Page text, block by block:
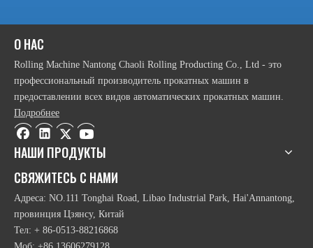
предыдущий:
Высококачественная шалости для 4-ролльной пластины
4 изгибающая тарелка на ролике
Дешевая 4 роличная рулона
Высококачественная машина с изгибом дешевой тарелки
Высококачественная дешевая 4 роликовая машина
О НАС
Rolling Machine Nantong Chaoli Rolling Producting Co., Ltd - это
профессиональный производитель прокатных машин в
предоставлении всех видов автоматических прокатных машин.
Подробнее
НАШИ ПРОДУКТЫ
СВЯЖИТЕСЬ С НАМИ
Адреса: NO.111 Tonghai Road, Libao Industrial Park, Hai'Annantong,
провинция Цзянсу, Китай
Тел: + 86-0513-88216868